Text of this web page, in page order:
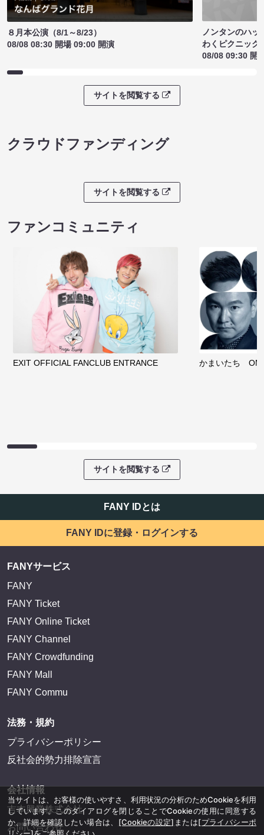
８月本公演（8/1～8/23）
08/08 08:30 開場 09:00 開演
ノンタンのハッ
わくピクニック
08/08 09:30 開
サイトを閲覧する
クラウドファンディング
サイトを閲覧する
ファンコミュニティ
EXIT OFFICIAL FANCLUB ENTRANCE かまいたち
サイトを閲覧する
FANY IDとは
FANY IDに登録・ログインする
FANYサービス
FANY
FANY Ticket
FANY Online Ticket
FANY Channel
FANY Crowdfunding
FANY Mall
FANY Commu
法務・規約
プライバシーポリシー
反社会的勢力排除宣言
会社情報
吉本興業株式会社
お問い合わせ
当サイトは、お客様の使いやすさ、利用状況の分析のためCookieを利用
しています。このダイアログを閉じることでCookieの使用に同意する
か、詳細を確認したい場合は、 [Cookieの設定] または[プライバシーポ